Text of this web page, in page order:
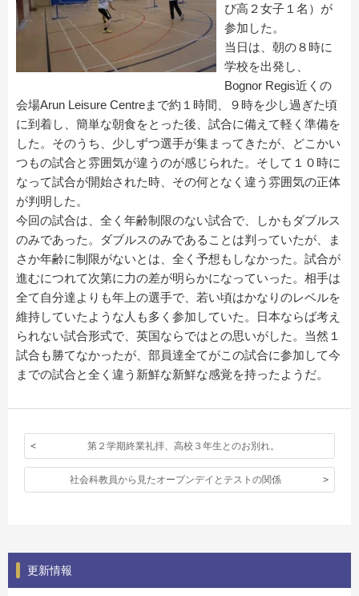
び高２女子１名）が
参加した。
当日は、朝の８時に
学校を出発し、
Bognor Regis近くの
会場Arun Leisure Centreまで約１時間、９時を少し過ぎた頃
に到着し、簡単な朝食をとった後、試合に備えて軽く準備を
した。そのうち、少しずつ選手が集まってきたが、どこかい
つもの試合と雰囲気が違うのが感じられた。そして１０時に
なって試合が開始された時、その何となく違う雰囲気の正体
が判明した。
今回の試合は、全く年齢制限のない試合で、しかもダブルス
のみであった。ダブルスのみであることは判っていたが、ま
さか年齢に制限がないとは、全く予想もしなかった。試合が
進むにつれて次第に力の差が明らかになっていった。相手は
全て自分達よりも年上の選手で、若い頃はかなりのレベルを
維持していたような人も多く参加していた。日本ならば考え
られない試合形式で、英国ならではとの思いがした。当然１
試合も勝てなかったが、部員達全てがこの試合に参加して今
までの試合と全く違う新鮮な新鮮な感覚を持ったようだ。
第２学期終業礼拝、高校３年生とのお別れ。
社会科教員から見たオープンデイとテストの関係
更新情報